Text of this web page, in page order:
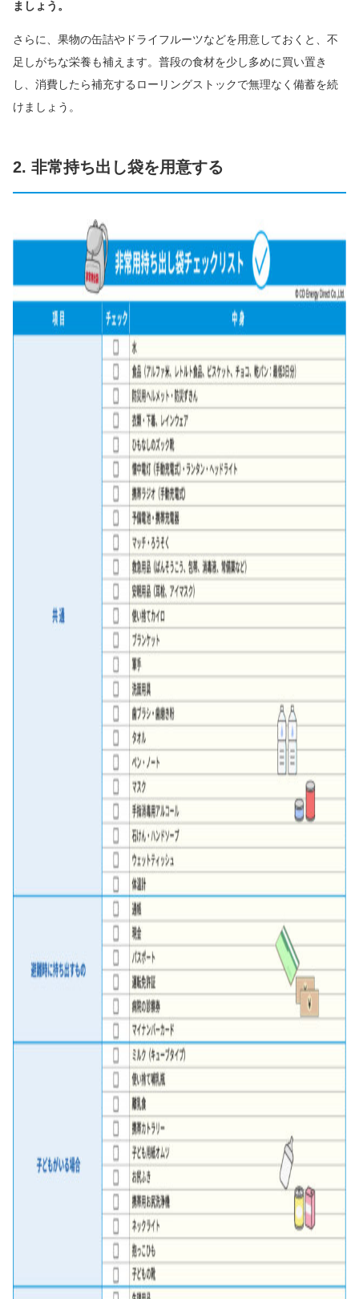
ましょう。
さらに、果物の缶詰やドライフルーツなどを用意しておくと、不
足しがちな栄養も補えます。普段の食材を少し多めに買い置き
し、消費したら補充するローリングストックで無理なく備蓄を続
けましょう。
2. 非常持ち出し袋を用意する